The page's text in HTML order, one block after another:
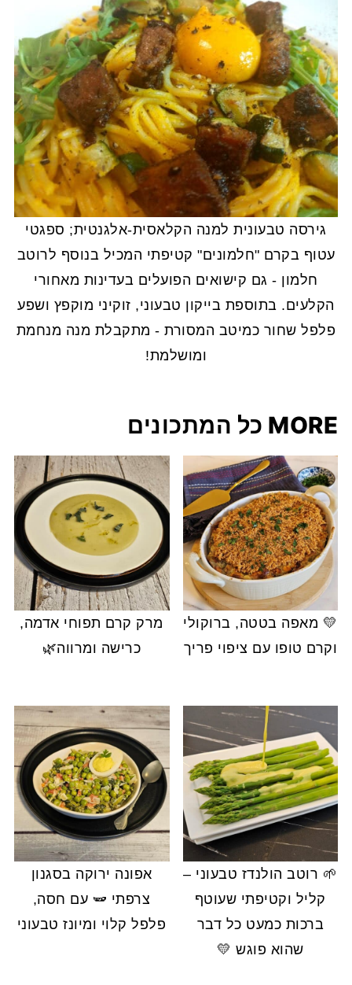
גירסה טבעונית למנה הקלאסית-אלגנטית; ספגטי
עטוף בקרם "חלמונים" קטיפתי המכיל בנוסף לרוטב
חלמון - גם קישואים הפועלים בעדינות מאחורי
הקלעים. בתוספת בייקון טבעוני, זוקיני מוקפץ ושפע
פלפל שחור כמיטב המסורת - מתקבלת מנה מנחמת
ומושלמת!
MORE כל המתכונים
💛 מאפה בטטה, ברוקולי
וקרם טופו עם ציפוי פריך
מרק קרם תפוחי אדמה,
כרישה ומרווה🌿
🌱 רוטב הולנדז טבעוני –
קליל וקטיפתי שעוטף
ברכות כמעט כל דבר
שהוא פוגש 💛
אפונה ירוקה בסגנון
צרפתי 🫛 עם חסה,
פלפל קלוי ומיונז טבעוני